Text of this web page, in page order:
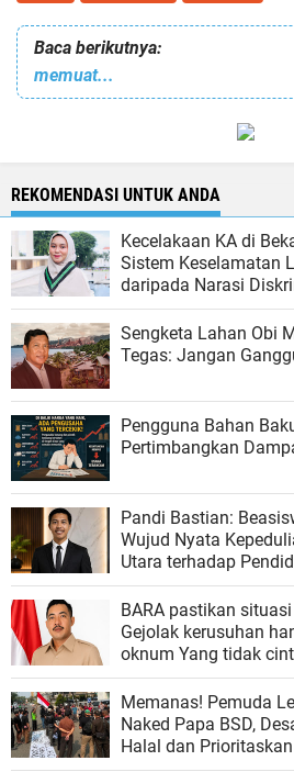
Baca berikutnya:
memuat...
REKOMENDASI UNTUK ANDA
Kecelakaan KA di
Sistem Keselamatan
daripada Narasi
Sengketa Lahan Obi
Tegas: Jangan
Pengguna Bahan
Pertimbangkan
Pandi Bastian:
Wujud Nyata
Utara terhadap
BARA pastikan situasi Nasional Kondusif, Isu
Gejolak kerusuhan
oknum Yang
Memanas! Pemuda
Naked Papa BSD,
Halal dan